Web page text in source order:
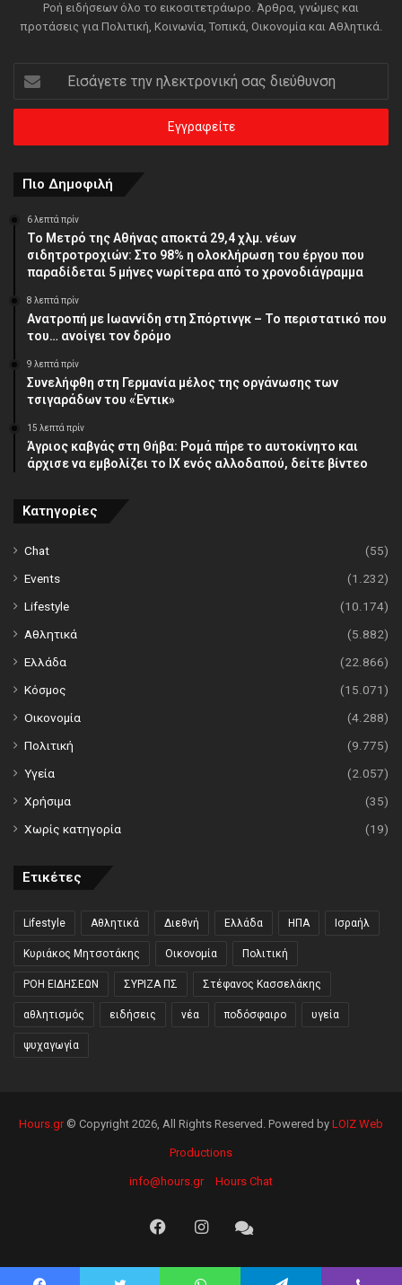
Ροή ειδήσεων όλο το εικοσιτετράωρο. Άρθρα, γνώμες και
προτάσεις για Πολιτική, Κοινωνία, Τοπικά, Οικονομία και Αθλητικά.
Εισάγετε
την
ηλεκτρονική
διεύθυνση
Πιο Δημοφιλή
6 λεπτά πρίν
Το Μετρό της Αθήνας αποκτά 29,4 χλμ. νέων
σιδητροτροχιών: Στο 98% η ολοκλήρωση του έργου που
παραδίδεται 5 μήνες νωρίτερα από το χρονοδιάγραμμα
8 λεπτά πρίν
Ανατροπή με Ιωαννίδη στη Σπόρτινγκ – Το περιστατικό που
του… ανοίγει τον δρόμο
9 λεπτά πρίν
Συνελήφθη στη Γερμανία μέλος της οργάνωσης των
τσιγαράδων του «Έντικ»
15 λεπτά πρίν
Άγριος καβγάς στη Θήβα: Ρομά πήρε το αυτοκίνητο και
άρχισε να εμβολίζει το ΙΧ ενός αλλοδαπού, δείτε βίντεο
Κατηγορίες
Chat
(55)
Events
(1.232)
Lifestyle
(10.174)
Αθλητικά
(5.882)
Ελλάδα
(22.866)
Κόσμος
(15.071)
Οικονομία
(4.288)
Πολιτική
(9.775)
Υγεία
(2.057)
Χρήσιμα
(35)
Χωρίς κατηγορία
(19)
Ετικέτες
Lifestyle Αθλητικά Διεθνή Ελλάδα ΗΠΑ Ισραήλ
Κυριάκος Μητσοτάκης Οικονομία Πολιτική
ΡΟΗ ΕΙΔΗΣΕΩΝ ΣΥΡΙΖΑ ΠΣ Στέφανος Κασσελάκης
αθλητισμός ειδήσεις νέα ποδόσφαιρο υγεία
ψυχαγωγία
Hours.gr© Copyright 2026, All Rights Reserved. Powered by LOIZ Web
Productions
info@hours.gr Hours Chat
FacebookInstagramHours
Chat